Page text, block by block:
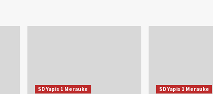
SD Yapis 1 Merauke SD Yapis 1 Merauke